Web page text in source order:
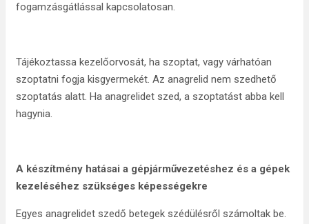
fogamzásgátlással kapcsolatosan.
Tájékoztassa kezelőorvosát, ha szoptat, vagy várhatóan
szoptatni fogja kisgyermekét. Az anagrelid nem szedhető
szoptatás alatt. Ha anagrelidet szed, a szoptatást abba kell
hagynia.
A készítmény hatásai a gépjárművezetéshez és a gépek
kezeléséhez szükséges képességekre
Egyes anagrelidet szedő betegek szédülésről számoltak be.